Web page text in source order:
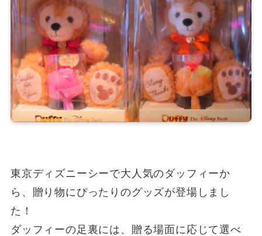
東京ディズニーシーで大人気のダッフィーか
ら、贈り物にぴったりのグッズが登場しまし
た！
ダッフィーの足裏には、贈る場面に応じて選べ